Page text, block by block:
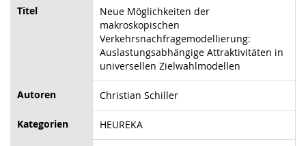
Titel
Neue Möglichkeiten der
makroskopischen
Verkehrsnachfragemodellierung:
Auslastungsabhängige Attraktivitäten in
universellen Zielwahlmodellen
Autoren Christian Schiller
Kategorien HEUREKA